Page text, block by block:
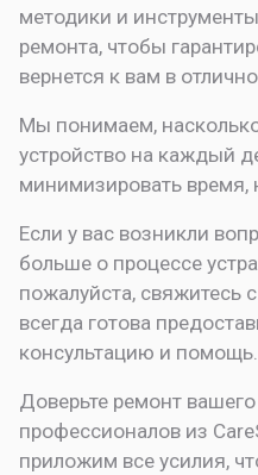
методики и
ремонта, чтобы
вернется к вам в
Мы понимаем,
устройство на каждый
минимизировать время,
Если у вас возникли
больше о процессе
пожалуйста, свяжитесь
всегда готова
консультацию и помощь.
Доверьте ремонт
профессионалов из
приложим все усилия,